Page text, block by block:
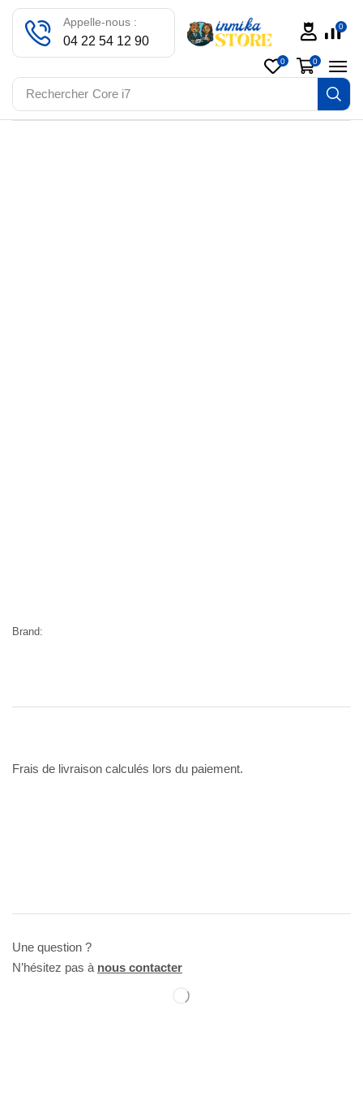
Rechercher Core i7
Appelle-nous :
04 22 54 12 90
0
0 0
Brand:
Frais de livraison calculés lors du paiement.
Une question ?
N’hésitez pas à nous contacter